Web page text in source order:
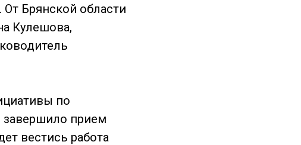
Брянской области
Кулешова,
по
завершило прием
вестись работа